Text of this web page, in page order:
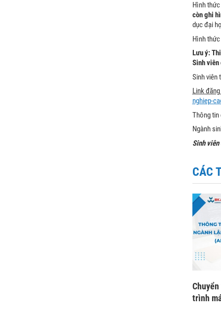
Hình
còn ghi
dục đại
Hình
Lưu ý:
Sinh
Sinh viên
Link
nghiep-
Thông tin
Ngành
Sinh
CÁC
trình